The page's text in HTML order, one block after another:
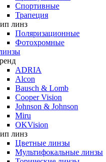
Спортивные
Трапеция
линз
Поляризационные
Фотохромные
ADRIA
Alcon
Bausch & Lomb
Cooper Vision
Johnson & Johnson
Miru
OKVision
линз
Цветные линзы
Мультифокальные линзы